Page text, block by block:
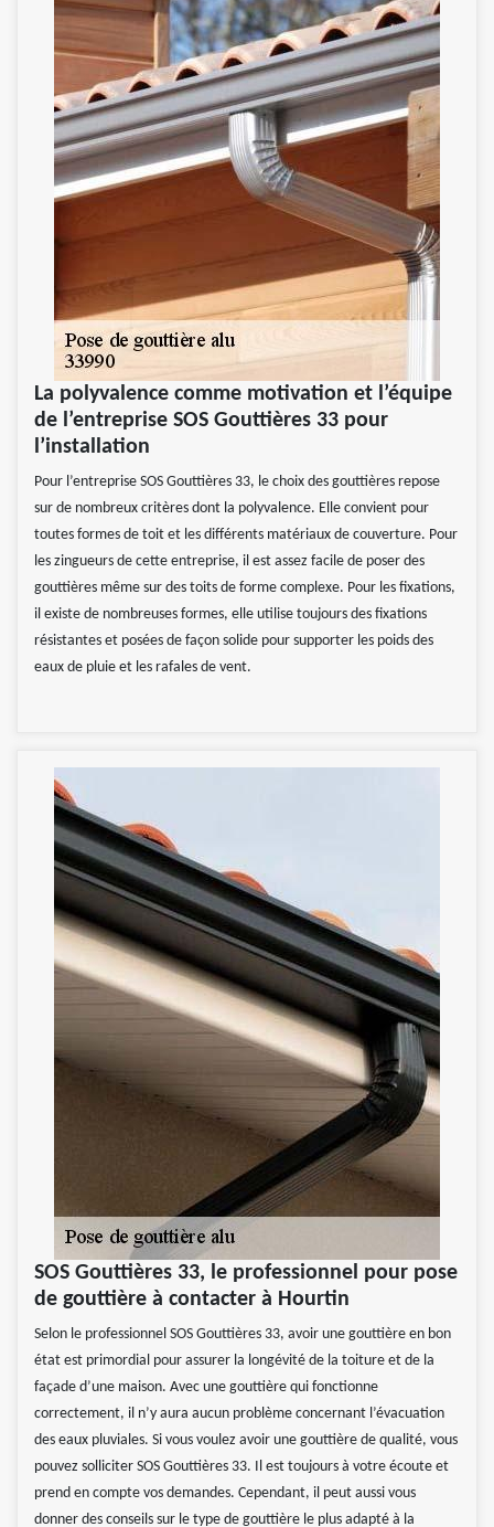
La polyvalence comme motivation et l’équipe
de l’entreprise SOS Gouttières 33 pour
l’installation
Pour l’entreprise SOS Gouttières 33, le choix des gouttières repose
sur de nombreux critères dont la polyvalence. Elle convient pour
toutes formes de toit et les différents matériaux de couverture. Pour
les zingueurs de cette entreprise, il est assez facile de poser des
gouttières même sur des toits de forme complexe. Pour les fixations,
il existe de nombreuses formes, elle utilise toujours des fixations
résistantes et posées de façon solide pour supporter les poids des
eaux de pluie et les rafales de vent.
SOS Gouttières 33, le professionnel pour pose
de gouttière à contacter à Hourtin
Selon le professionnel SOS Gouttières 33, avoir une gouttière en bon
état est primordial pour assurer la longévité de la toiture et de la
façade d’une maison. Avec une gouttière qui fonctionne
correctement, il n’y aura aucun problème concernant l’évacuation
des eaux pluviales. Si vous voulez avoir une gouttière de qualité, vous
pouvez solliciter SOS Gouttières 33. Il est toujours à votre écoute et
prend en compte vos demandes. Cependant, il peut aussi vous
donner des conseils sur le type de gouttière le plus adapté à la